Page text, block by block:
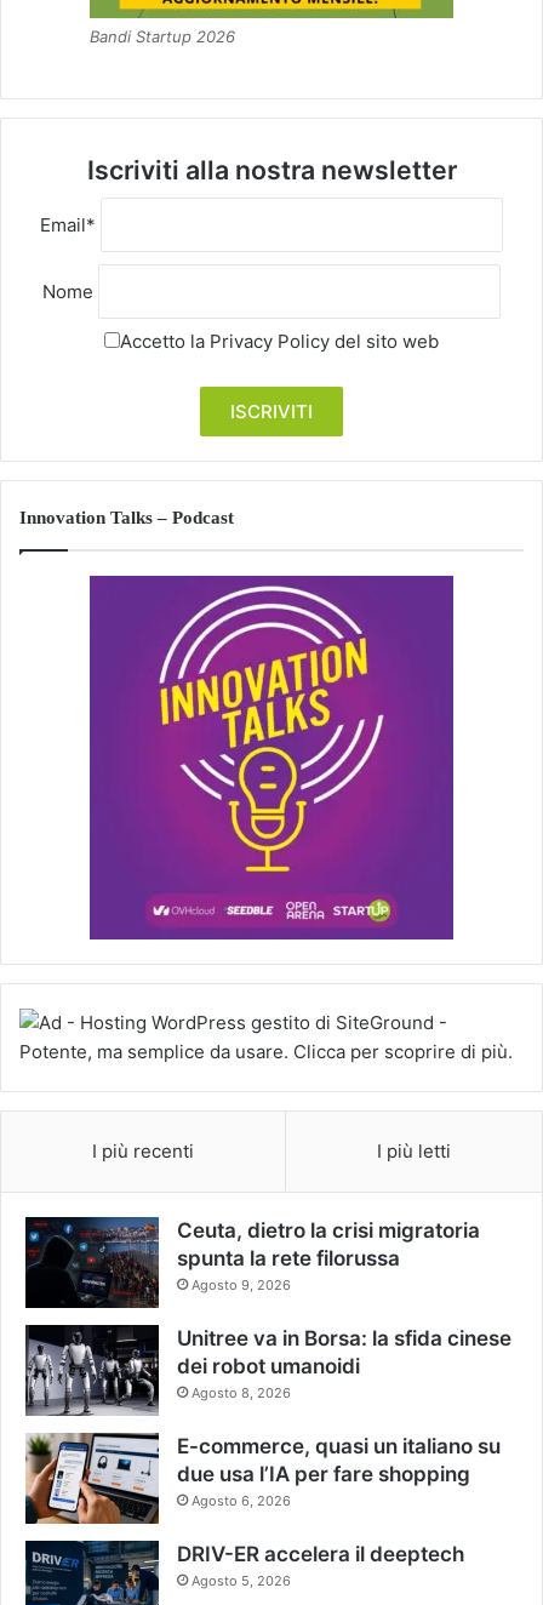
Bandi Startup 2026
Iscriviti alla nostra newsletter
Email*
Nome
Accetto la Privacy Policy del sito web
Innovation Talks – Podcast
I più recenti I più letti
Ceuta, dietro la crisi migratoria
spunta la rete filorussa
Agosto 9, 2026
Unitree va in Borsa: la sfida cinese
dei robot umanoidi
Agosto 8, 2026
E-commerce, quasi un italiano su
due usa l’IA per fare shopping
Agosto 6, 2026
DRIV-ER accelera il deeptech
Agosto 5, 2026